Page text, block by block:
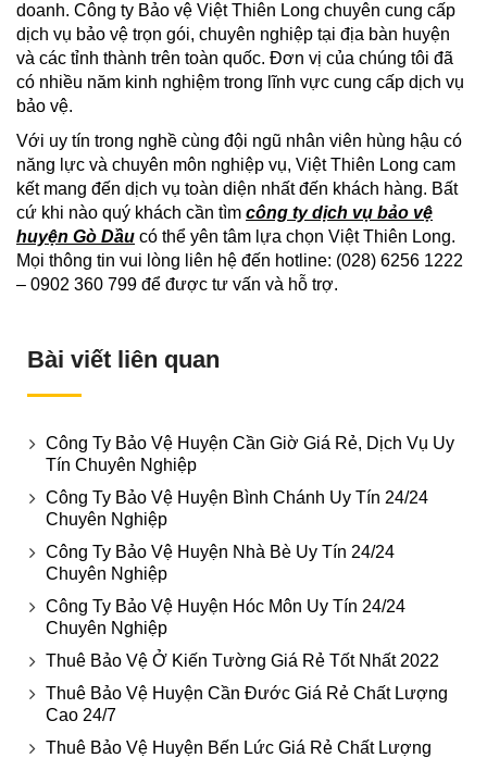
doanh. Công ty Bảo vệ Việt Thiên Long chuyên cung cấp
dịch vụ bảo vệ trọn gói, chuyên nghiệp tại địa bàn huyện
và các tỉnh thành trên toàn quốc. Đơn vị của chúng tôi đã
có nhiều năm kinh nghiệm trong lĩnh vực cung cấp dịch vụ
bảo vệ.
Với uy tín trong nghề cùng đội ngũ nhân viên hùng hậu có
năng lực và chuyên môn nghiệp vụ, Việt Thiên Long cam
kết mang đến dịch vụ toàn diện nhất đến khách hàng. Bất
cứ khi nào quý khách cần tìm công ty dịch vụ bảo vệ
huyện Gò Dầu có thể yên tâm lựa chọn Việt Thiên Long.
Mọi thông tin vui lòng liên hệ đến hotline: (028) 6256 1222
– 0902 360 799 để được tư vấn và hỗ trợ.
Bài viết liên quan
Công Ty Bảo Vệ Huyện Cần Giờ Giá Rẻ, Dịch Vụ Uy
Tín Chuyên Nghiệp
Công Ty Bảo Vệ Huyện Bình Chánh Uy Tín 24/24
Chuyên Nghiệp
Công Ty Bảo Vệ Huyện Nhà Bè Uy Tín 24/24
Chuyên Nghiệp
Công Ty Bảo Vệ Huyện Hóc Môn Uy Tín 24/24
Chuyên Nghiệp
Thuê Bảo Vệ Ở Kiến Tường Giá Rẻ Tốt Nhất 2022
Thuê Bảo Vệ Huyện Cần Đước Giá Rẻ Chất Lượng
Cao 24/7
Thuê Bảo Vệ Huyện Bến Lức Giá Rẻ Chất Lượng